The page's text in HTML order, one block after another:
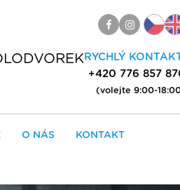
RYCHLÝ
+420 776 857
(volejte 9:00-
O NÁS KONTAKT